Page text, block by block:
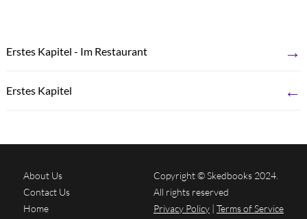
Erstes Kapitel - Im Restaurant →
Erstes Kapitel ←
About Us
Contact Us
Home
Copyright © Skedbooks 2024.
All rights reserved
Privacy Policy | Terms of Service